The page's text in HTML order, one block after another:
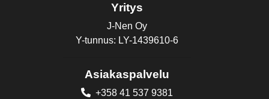
Yritys
J-Nen Oy
Y-tunnus: LY-1439610-6
Asiakaspalvelu
+358 41 537 9381